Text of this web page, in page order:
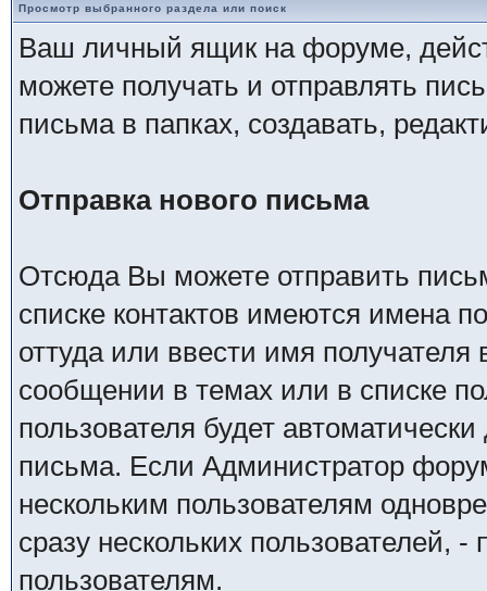
Просмотр выбранного раздела или поиск
Ваш личный ящик на форуме,
можете получать и отправлять
письма в папках, создавать,
Отправка нового письма
Отсюда Вы можете отправить
списке контактов имеются имена
оттуда или ввести имя
сообщении в темах или в списке
пользователя будет
письма. Если Администратор
нескольким пользователям
сразу нескольких пользователей,
пользователям.